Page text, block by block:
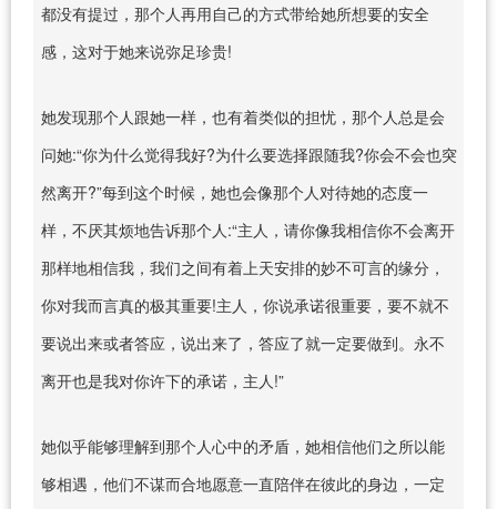
都没有提过，那个人再用自己的方式带给她所想要的安全
感，这对于她来说弥足珍贵!
她发现那个人跟她一样，也有着类似的担忧，那个人总是会
问她:“你为什么觉得我好?为什么要选择跟随我?你会不会也突
然离开?”每到这个时候，她也会像那个人对待她的态度一
样，不厌其烦地告诉那个人:“主人，请你像我相信你不会离开
那样地相信我，我们之间有着上天安排的妙不可言的缘分，
你对我而言真的极其重要!主人，你说承诺很重要，要不就不
要说出来或者答应，说出来了，答应了就一定要做到。永不
离开也是我对你许下的承诺，主人!”
她似乎能够理解到那个人心中的矛盾，她相信他们之所以能
够相遇，他们不谋而合地愿意一直陪伴在彼此的身边，一定